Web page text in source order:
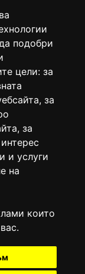
подобри
цели: за
, за
, за
и услуги
на
които
.
в националния
национална